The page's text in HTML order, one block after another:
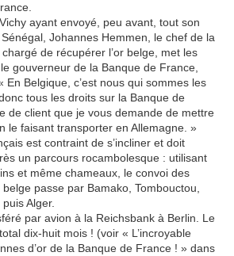
ayant envoyé, peu avant, tout son
Johannes Hemmen, le chef de la
de récupérer l’or belge, met les
gouverneur de la Banque de France,
En Belgique, c’est nous qui sommes les
tous les droits sur la Banque de
de client que je vous demande de mettre
le faisant transporter en Allemagne. »
est contraint de s’incliner et doit
un parcours rocambolesque : utilisant
et même chameaux, le convoi des
passe par Bamako, Tombouctou,
Alger.
par avion à la Reichsbank à Berlin. Le
dix-huit mois ! (voir « L’incroyable
d’or de la Banque de France ! » dans